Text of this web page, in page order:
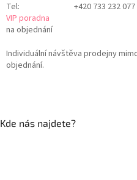
Tel:
+420 733 232 077
VIP poradna
na objednání
Individuální návštěva prodejny
objednání.
Kde nás najdete?